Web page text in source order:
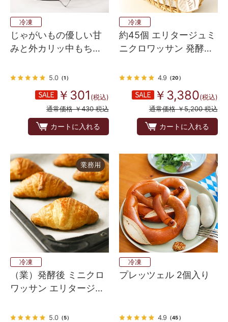
冷凍
じゃがいもの優しい甘
みと外カリッ中もち
ロール
5.0（1）
￥301 (税込)
通常価格 ￥430 税込
カートに入れる
冷凍
約45個 エリタージュミ
ニクロワッサン 発酵後
4.9 （20）
￥3,380(税込)
通常価格 ￥5,200 税込
カートに入れる
冷凍
（業）発酵後 ミニクロ
ワッサン エリタージュ
5.0（5）
冷凍
プレッツェル 2個入り
4.9 （45）